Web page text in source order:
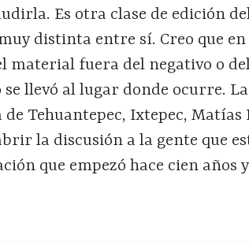
Es otra clase de edición
distinta entre sí. Creo que en
material fuera del negativo o
se llevó al lugar donde ocurre.
Tehuantepec, Ixtepec, Matías
la discusión a la gente que
que empezó hace cien años